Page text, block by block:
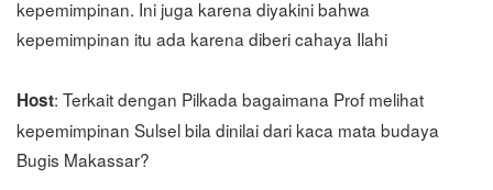
kepemimpinan. Ini juga karena diyakini bahwa
kepemimpinan itu ada karena diberi cahaya Ilahi
Host: Terkait dengan Pilkada bagaimana Prof melihat
kepemimpinan Sulsel bila dinilai dari kaca mata budaya
Bugis Makassar?